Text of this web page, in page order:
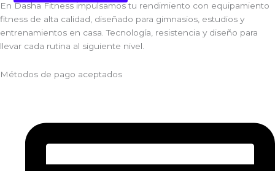
En Dasha Fitness impulsamos tu rendimiento con equipamiento
fitness de alta calidad, diseñado para gimnasios, estudios y
entrenamientos en casa. Tecnología, resistencia y diseño para
llevar cada rutina al siguiente nivel.
Métodos de pago aceptados